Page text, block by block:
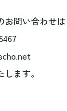
お問い合わせは
ます。